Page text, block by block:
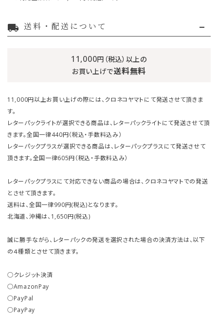
local_shipping 送料・配送について
11,000円（税込）以上の
お買い上げで送料無料
11,000円以上お買い上げの際には、クロネコヤマトにて発送させて頂きま
す。
レターパックライトが選択できる商品は、レターパックライトにて発送させて頂
きます。全国一律440円（税込・手数料込み）
レターパックプラスが選択できる商品は、レターパックプラスにて発送させて
頂きます。全国一律605円（税込・手数料込み）
レターパックプラスにて対応できない商品の場合は、クロネコヤマトでの発送
とさせて頂きます。
送料は、全国一律990円(税込)となります。
北海道、沖縄は、1,650円(税込)
誠に勝手ながら、レターパックの発送を選択された場合の決済方法は、以下
の４種類とさせて頂きます。
○クレジット決済
○AmazonPay
○PayPal
○PayPay